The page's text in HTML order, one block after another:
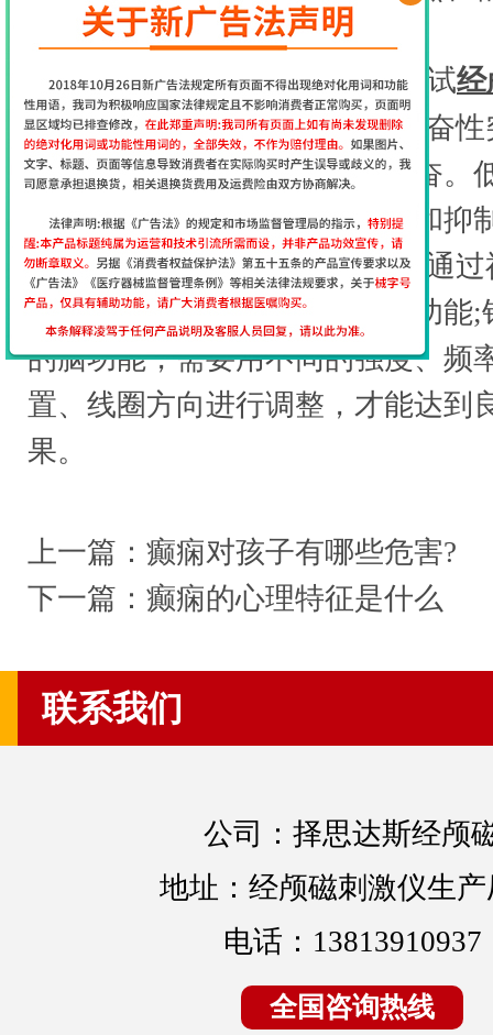
诱发癫痫。
怎样才能治好癫痫?不妨试试经
高频高强度rTMS，可以产生兴奋
和，导致刺激部位神经异常兴奋。
相反，通过双向调节大脑兴奋和抑
疗疾病。rTMS刺激的局部神经通
的连接和相互作用影响多部位功能;
的脑功能，需要用不同的强度、频
置、线圈方向进行调整，才能达到
果。
上一篇： 癫痫对孩子有哪些危害?
下一篇： 癫痫的心理特征是什么
联系我们
公司：择思达斯经颅
地址：经颅磁刺激仪生产
电话：13813910937
全国咨询热线